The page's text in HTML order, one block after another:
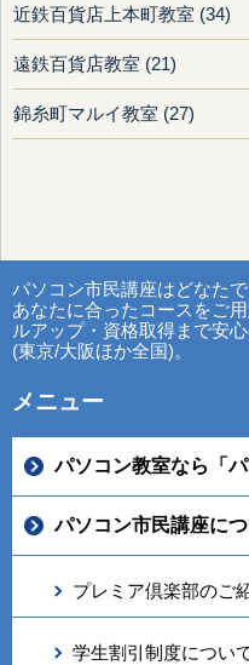
近鉄百貨店上本町教室 (34)
遠鉄百貨店教室 (21)
錦糸町マルイ教室 (27)
パソコン市民講座はどなた
あなたに合ったコースをご
ルアップ・資格取得まで安
(東京/大阪ほか全国)。
メニュー
パソコン教室なら「
パソコン市民講座に
プレミア倶楽部のご
学生割引制度につい